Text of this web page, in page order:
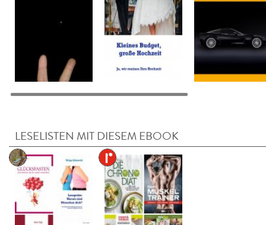
LESELISTEN MIT DIESEM EBOOK